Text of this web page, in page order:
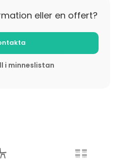
eller en offert?
i minneslistan